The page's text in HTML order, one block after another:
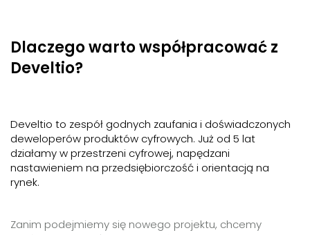
Dlaczego warto współpracować z
Develtio?
Develtio to zespół godnych zaufania i doświadczonych
deweloperów produktów cyfrowych. Już od 5 lat
działamy w przestrzeni cyfrowej, napędzani
nastawieniem na przedsiębiorczość i orientacją na
rynek.
Zanim podejmiemy się nowego projektu, chcemy